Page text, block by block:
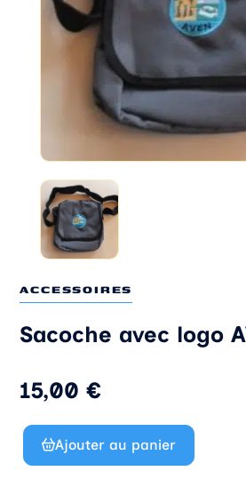
ACCESSOIRES
Sacoche avec logo
15,00€
quantité
de
Ajouter au panier